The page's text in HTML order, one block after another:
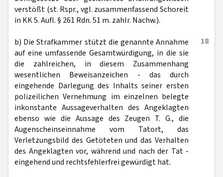
verstößt (st. Rspr., vgl. zusammenfassend Schoreit
in KK 5. Aufl. § 261 Rdn. 51 m. zahlr. Nachw.).
18
b) Die Strafkammer stützt die genannte Annahme
auf eine umfassende Gesamtwürdigung, in die sie
die zahlreichen, in diesem Zusammenhang
wesentlichen Beweisanzeichen - das durch
eingehende Darlegung des Inhalts seiner ersten
polizeilichen Vernehmung im einzelnen belegte
inkonstante Aussageverhalten des Angeklagten
ebenso wie die Aussage des Zeugen T. G., die
Augenscheinseinnahme vom Tatort, das
Verletzungsbild des Getöteten und das Verhalten
des Angeklagten vor, während und nach der Tat -
eingehend und rechtsfehlerfrei gewürdigt hat.